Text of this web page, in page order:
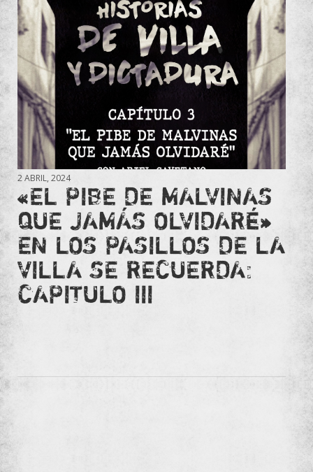
2 ABRIL, 2024
«EL PIBE DE MALVINAS
QUE JAMÁS OLVIDARÉ»
EN LOS PASILLOS DE LA
VILLA SE RECUERDA:
CAPITULO III